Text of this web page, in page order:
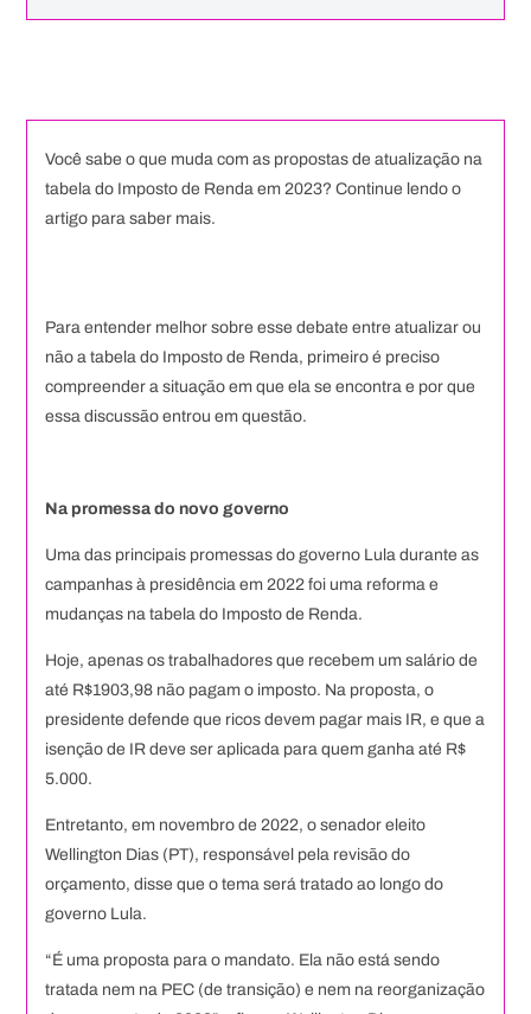
Você sabe o que muda com as propostas de atualização na
tabela do Imposto de Renda em 2023? Continue lendo o
artigo para saber mais.
Para entender melhor sobre esse debate entre atualizar ou
não a tabela do Imposto de Renda, primeiro é preciso
compreender a situação em que ela se encontra e por que
essa discussão entrou em questão.
Na promessa do novo governo
Uma das principais promessas do governo Lula durante as
campanhas à presidência em 2022 foi uma reforma e
mudanças na tabela do Imposto de Renda.
Hoje, apenas os trabalhadores que recebem um salário de
até R$1903,98 não pagam o imposto. Na proposta, o
presidente defende que ricos devem pagar mais IR, e que a
isenção de IR deve ser aplicada para quem ganha até R$
5.000.
Entretanto, em novembro de 2022, o senador eleito
Wellington Dias (PT), responsável pela revisão do
orçamento, disse que o tema será tratado ao longo do
governo Lula.
“É uma proposta para o mandato. Ela não está sendo
tratada nem na PEC (de transição) e nem na reorganização